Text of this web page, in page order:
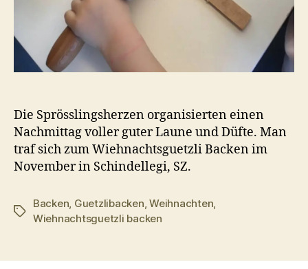
Die Sprösslingsherzen organisierten einen
Nachmittag voller guter Laune und Düfte. Man
traf sich zum Wiehnachtsguetzli Backen im
November in Schindellegi, SZ.
Schlagwörter
Backen, Guetzlibacken,Weihnachten,
Wiehnachtsguetzli backen